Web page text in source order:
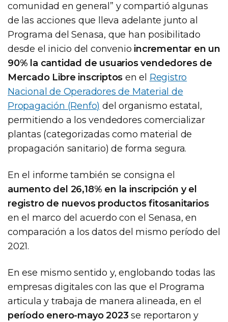
comunidad en general” y compartió algunas
de las acciones que lleva adelante junto al
Programa del Senasa, que han posibilitado
desde el inicio del convenio incrementar en un
90% la cantidad de usuarios vendedores de
Mercado Libre inscriptos en el Registro
Nacional de Operadores de Material de
Propagación (Renfo) del organismo estatal,
permitiendo a los vendedores comercializar
plantas (categorizadas como material de
propagación sanitario) de forma segura.
En el informe también se consigna el
aumento del 26,18% en la inscripción y el
registro de nuevos productos fitosanitarios
en el marco del acuerdo con el Senasa, en
comparación a los datos del mismo período del
2021.
En ese mismo sentido y, englobando todas las
empresas digitales con las que el Programa
articula y trabaja de manera alineada, en el
período enero-mayo 2023 se reportaron y